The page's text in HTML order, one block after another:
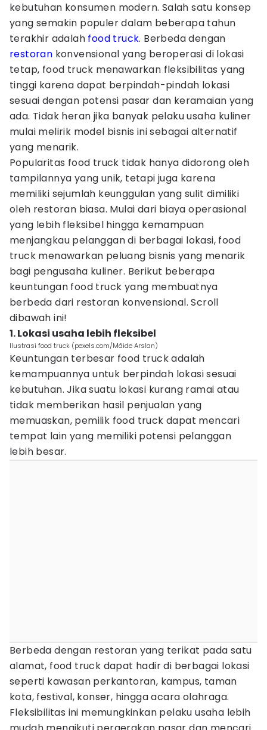
kebutuhan konsumen modern. Salah satu konsep
yang semakin populer dalam beberapa tahun
terakhir adalah food truck. Berbeda dengan
restoran konvensional yang beroperasi di lokasi
tetap, food truck menawarkan fleksibilitas yang
tinggi karena dapat berpindah-pindah lokasi
sesuai dengan potensi pasar dan keramaian yang
ada. Tidak heran jika banyak pelaku usaha kuliner
mulai melirik model bisnis ini sebagai alternatif
yang menarik.
Popularitas food truck tidak hanya didorong oleh
tampilannya yang unik, tetapi juga karena
memiliki sejumlah keunggulan yang sulit dimiliki
oleh restoran biasa. Mulai dari biaya operasional
yang lebih fleksibel hingga kemampuan
menjangkau pelanggan di berbagai lokasi, food
truck menawarkan peluang bisnis yang menarik
bagi pengusaha kuliner. Berikut beberapa
keuntungan food truck yang membuatnya
berbeda dari restoran konvensional. Scroll
dibawah ini!
1. Lokasi usaha lebih fleksibel
Ilustrasi food truck (pexels.com/Mâide Arslan)
Keuntungan terbesar food truck adalah
kemampuannya untuk berpindah lokasi sesuai
kebutuhan. Jika suatu lokasi kurang ramai atau
tidak memberikan hasil penjualan yang
memuaskan, pemilik food truck dapat mencari
tempat lain yang memiliki potensi pelanggan
lebih besar.
Berbeda dengan restoran yang terikat pada satu
alamat, food truck dapat hadir di berbagai lokasi
seperti kawasan perkantoran, kampus, taman
kota, festival, konser, hingga acara olahraga.
Fleksibilitas ini memungkinkan pelaku usaha lebih